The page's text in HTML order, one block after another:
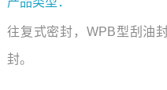
往复式密封，WPB型刮油
封。